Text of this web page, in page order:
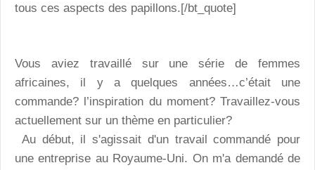
tous ces aspects des papillons.[/bt_quote]
Vous aviez travaillé sur une série de femmes
africaines, il y a quelques années…c’était une
commande? l’inspiration du moment? Travaillez-vous
actuellement sur un thème en particulier?
Au début, il s'agissait d'un travail commandé pour
une entreprise au Royaume-Uni. On m'a demandé de